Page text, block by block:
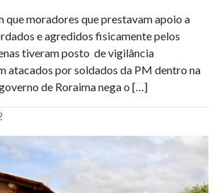
que moradores que prestavam apoio a
e agredidos fisicamente pelos
tiveram posto de vigilância
atacados por soldados da PM dentro na
de Roraima nega o […]